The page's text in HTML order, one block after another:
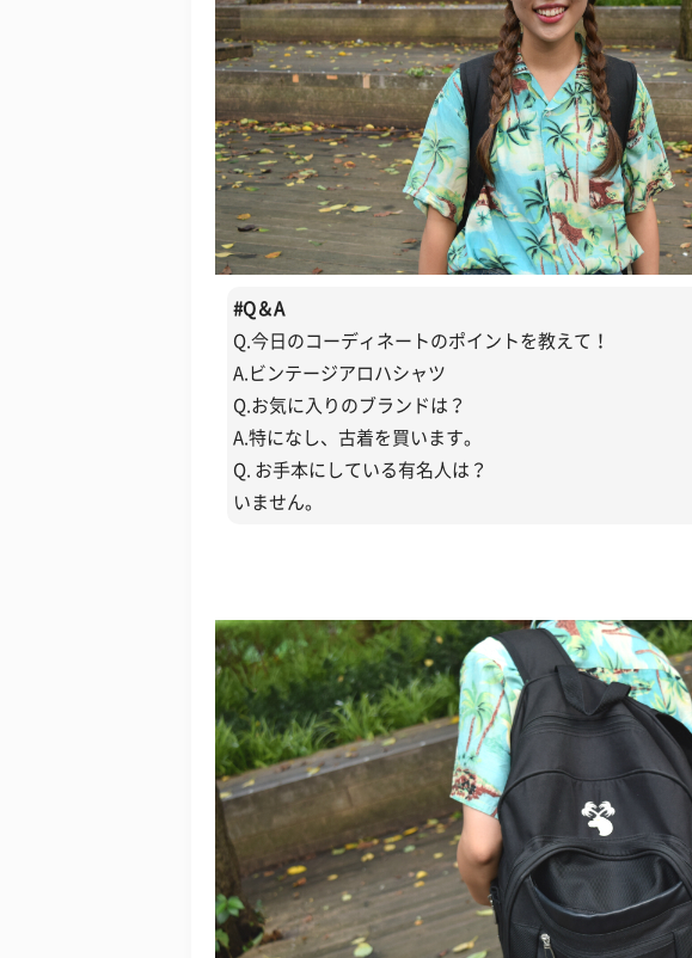
#Q＆A
Q.今日のコーディネートのポイントを教えて！
A.ビンテージアロハシャツ
Q.お気に入りのブランドは？
A.特になし、古着を買います。
Q. お手本にしている有名人は？
いません。